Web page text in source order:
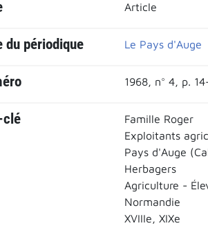
Article
du périodique Le Pays d'Auge
1968, n° 4, p.
clé
Famille Roger
Exploitants
Pays d'Auge
Herbagers
Agriculture -
Normandie
XVIIIe, XIXe